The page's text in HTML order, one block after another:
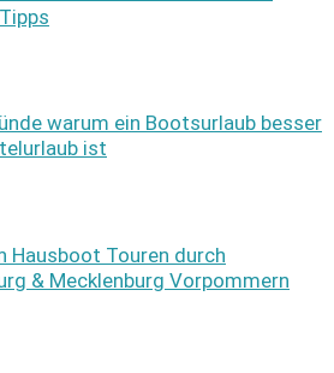
warum ein Bootsurlaub besser
ist
Hausboot Touren durch
& Mecklenburg Vorpommern